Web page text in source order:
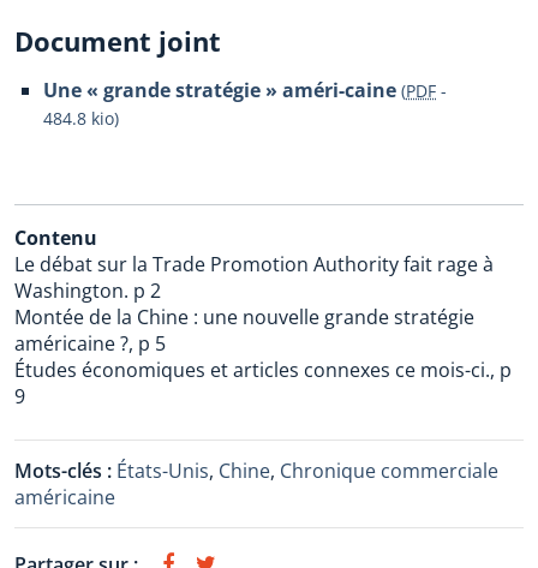
Document joint
Une « grande stratégie » améri-caine (PDF -
484.8 kio)
Contenu
Le débat sur la Trade Promotion Authority fait rage à
Washington. p 2
Montée de la Chine : une nouvelle grande stratégie
américaine ?, p 5
Études économiques et articles connexes ce mois-ci., p
9
Mots-clés : États-Unis, Chine, Chronique commerciale
américaine